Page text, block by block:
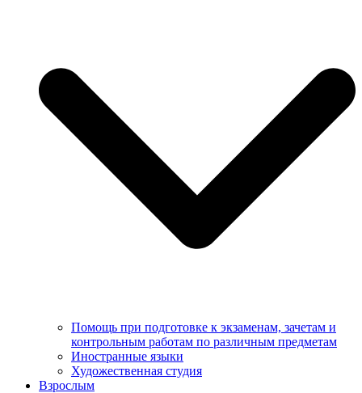
Помощь при подготовке к экзаменам, зачетам и
контрольным работам по различным предметам
Иностранные языки
Художественная студия
Взрослым